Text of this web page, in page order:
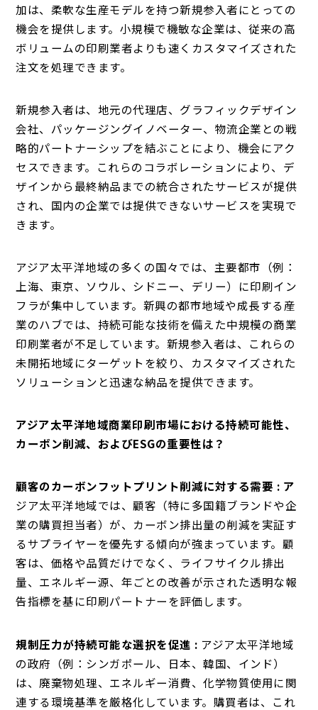
加は、柔軟な生産モデルを持つ新規参入者にとっての
機会を提供します。小規模で機敏な企業は、従来の高
ボリュームの印刷業者よりも速くカスタマイズされた
注文を処理できます。
新規参入者は、地元の代理店、グラフィックデザイン
会社、パッケージングイノベーター、物流企業との戦
略的パートナーシップを結ぶことにより、機会にアク
セスできます。これらのコラボレーションにより、デ
ザインから最終納品までの統合されたサービスが提供
され、国内の企業では提供できないサービスを実現で
きます。
アジア太平洋地域の多くの国々では、主要都市（例：
上海、東京、ソウル、シドニー、デリー）に印刷イン
フラが集中しています。新興の都市地域や成長する産
業のハブでは、持続可能な技術を備えた中規模の商業
印刷業者が不足しています。新規参入者は、これらの
未開拓地域にターゲットを絞り、カスタマイズされた
ソリューションと迅速な納品を提供できます。
アジア太平洋地域商業印刷市場における持続可能性、
カーボン削減、およびESGの重要性は？
顧客のカーボンフットプリント削減に対する需要 : ア
ジア太平洋地域では、顧客（特に多国籍ブランドや企
業の購買担当者）が、カーボン排出量の削減を実証す
るサプライヤーを優先する傾向が強まっています。顧
客は、価格や品質だけでなく、ライフサイクル排出
量、エネルギー源、年ごとの改善が示された透明な報
告指標を基に印刷パートナーを評価します。
規制圧力が持続可能な選択を促進 : アジア太平洋地域
の政府（例：シンガポール、日本、韓国、インド）
は、廃棄物処理、エネルギー消費、化学物質使用に関
連する環境基準を厳格化しています。購買者は、これ